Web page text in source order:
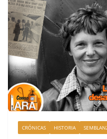
CRÓNICAS HISTORIA